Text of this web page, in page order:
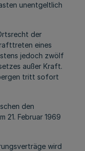
unentgeltlich
der
eines
jedoch zwölf
außer Kraft.
tritt sofort
den
21. Februar 1969
wird